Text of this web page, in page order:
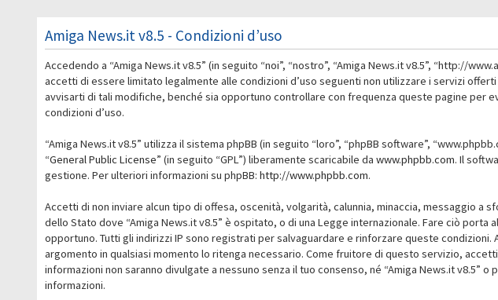
Amiga News.it v8.5 - Condizioni d’uso
Accedendo a “Amiga News.it v8.5” (in seguito “noi”, “nostro”, “Amiga News.it v8.5”, “http://
accetti di essere limitato legalmente alle condizioni d’uso seguenti non utilizzare i servizi
avvisarti di tali modifiche, benché sia opportuno controllare con frequenza queste pagine per
condizioni d’uso.
“Amiga News.it v8.5” utilizza il sistema phpBB (in seguito “loro”, “phpBB software”,
“General Public License” (in seguito “GPL”) liberamente scaricabile dawww.phpbb.com. Il
gestione. Per ulteriori informazioni su phpBB:http://www.phpbb.com.
Accetti di non inviare alcun tipo di offesa, oscenità, volgarità, calunnia, minaccia, messaggio
dello Stato dove “Amiga News.it v8.5” è ospitato, o di una Legge internazionale. Fare ciò
opportuno. Tutti gli indirizzi IP sono registrati per salvaguardare e rinforzare queste
argomento in qualsiasi momento lo ritenga necessario. Come fruitore di questo servizio,
informazioni non saranno divulgate a nessuno senza il tuo consenso, né “Amiga News.it
informazioni.